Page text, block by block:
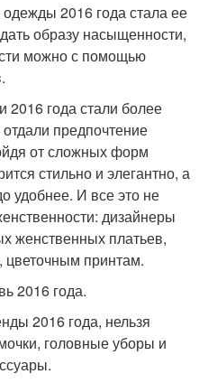
2016 года стала ее
образу насыщенности,
можно с помощью
года стали более
предпочтение
от сложных форм
стильно и элегантно, а
удобнее. И все это не
дизайнеры
женственных платьев,
цветочным принтам.
2016 года.
2016 года, нельзя
головные уборы и